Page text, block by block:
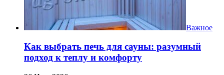
Важное
Как выбрать печь для сауны: разумный
подход к теплу и комфорту